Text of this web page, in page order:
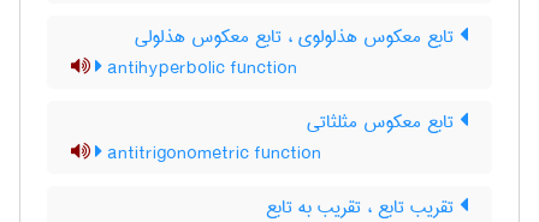
تابع معکوس هذلولوی ، تابع معکوس هذلولی
antihyperbolic function
تابع معکوس مثلثاتی
antitrigonometric function
تقریب تابع ، تقریب به تابع